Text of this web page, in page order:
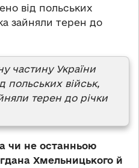
від польських
зайняли терен до
частину України
польських військ,
терен до річки
чи не останньою
Хмельницького й